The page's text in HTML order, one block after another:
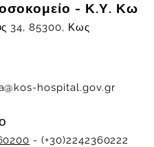
- Κ.Υ. Κω
34, 85300, Κως
hospital.gov.gr
- (+30)2242360222